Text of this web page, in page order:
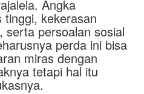
Angka
tinggi, kekerasan
serta persoalan sosial
perda ini bisa
miras dengan
tetapi hal itu